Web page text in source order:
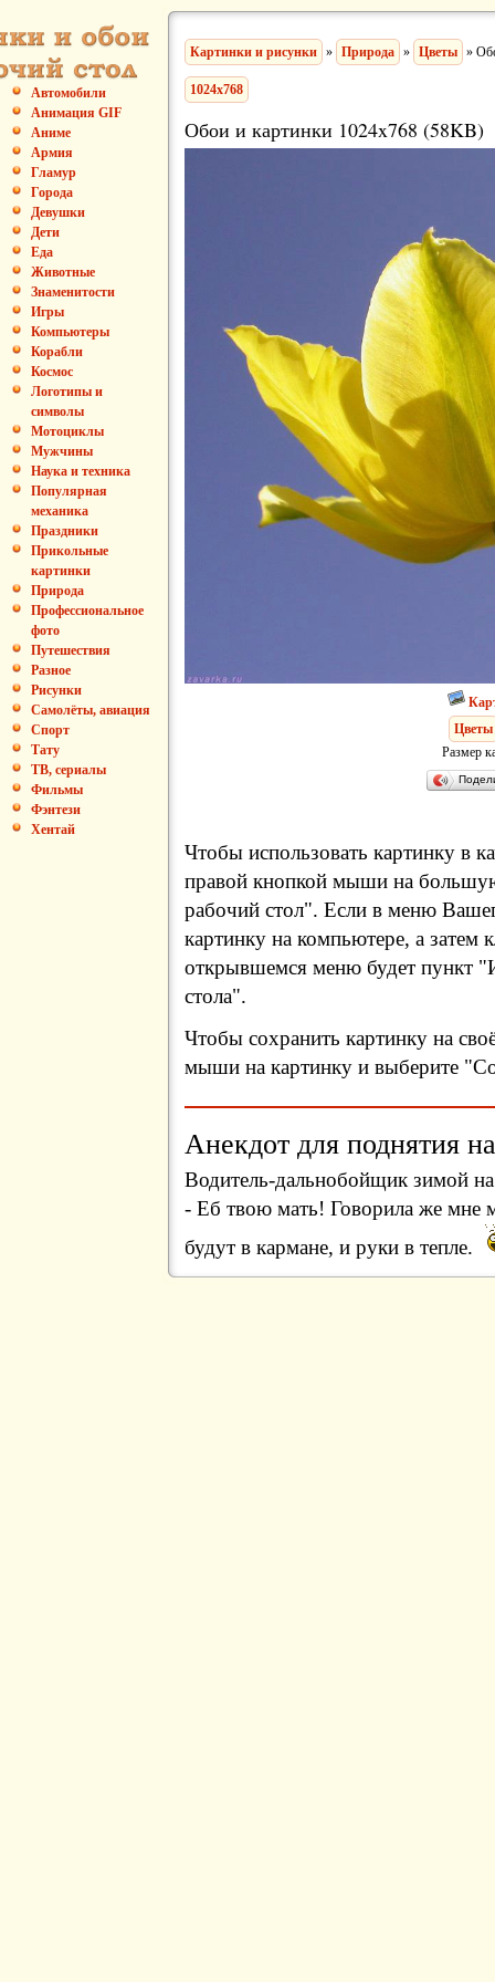
Автомобили
Анимация GIF
Аниме
Армия
Гламур
Города
Девушки
Дети
Еда
Животные
Знаменитости
Игры
Компьютеры
Корабли
Космос
Логотипы и
символы
Мотоциклы
Мужчины
Наука и техника
Популярная
механика
Праздники
Прикольные
картинки
Природа
Профессиональное
фото
Путешествия
Разное
Рисунки
Самолёты, авиация
Спорт
Тату
ТВ, сериалы
Фильмы
Фэнтези
Хентай
Картинки и рисунки » Природа » Цветы »
1024x768
Обои и картинки 1024x768 (58KB)
Цветы
Размер
Чтобы использовать картинку в
правой кнопкой мыши на
рабочий стол". Если в меню
картинку на компьютере, а затем
открывшемся меню будет пункт
стола".
Чтобы сохранить картинку на
мыши на картинку и выберите
Анекдот для поднятия
Водитель-дальнобойщик зимой
- Еб твою мать! Говорила же мне
будут в кармане, и руки в тепле.